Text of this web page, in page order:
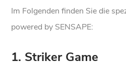
Im Folgenden finden Sie die
powered by SENSAPE:
1. Striker Game